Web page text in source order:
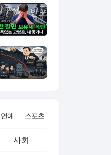
연예 스포츠
사회